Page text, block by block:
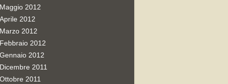
Maggio 2012
Aprile 2012
Marzo 2012
Febbraio 2012
Gennaio 2012
Dicembre 2011
Ottobre 2011